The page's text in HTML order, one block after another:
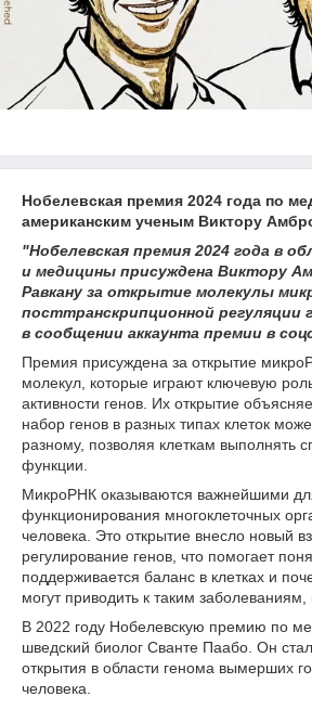
Нобелевская премия 2024 года по
американским ученым Виктору
"Нобелевская премия 2024 года в
и медицины присуждена Виктору
Равкану за открытие молекулы
посттранскрипционной регуляции
в сообщении аккаунта премии в
Премия присуждена за открытие
молекул, которые играют ключевую
активности генов. Их открытие
набор генов в разных типах клеток
разному, позволяя клеткам выполнять
функции.
МикроРНК оказываются важнейшими
функционирования многоклеточных
человека. Это открытие внесло новый
регулирование генов, что помогает
поддерживается баланс в клетках и
могут приводить к таким заболеваниям,
В 2022 году Нобелевскую премию по
шведский биолог Сванте Паабо. Он
открытия в области генома вымерших
человека.